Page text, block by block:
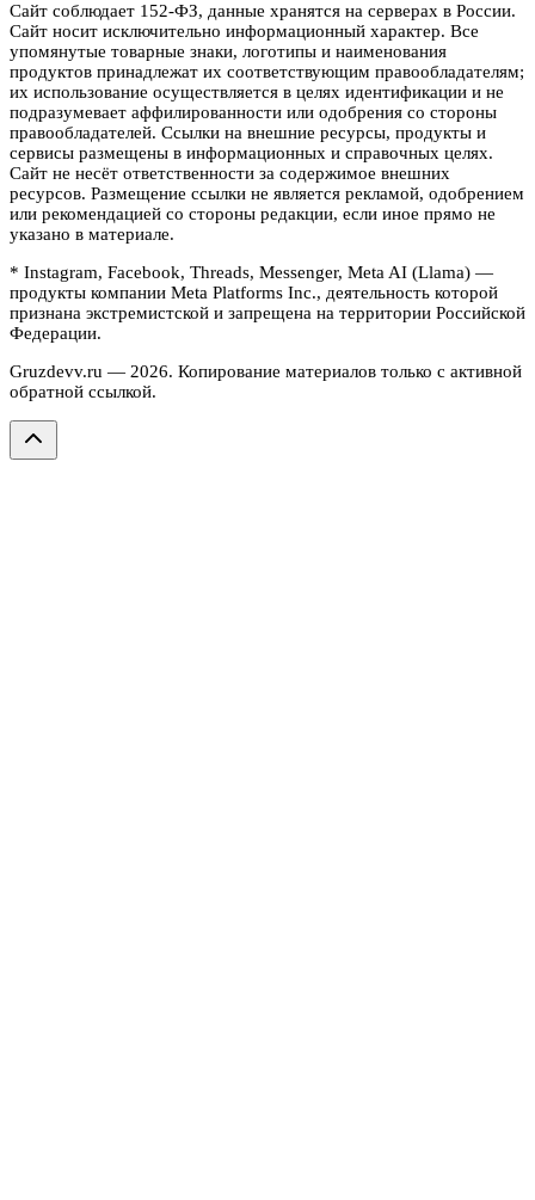
Сайт соблюдает 152-ФЗ, данные хранятся на серверах в России.
Сайт носит исключительно информационный характер. Все
упомянутые товарные знаки, логотипы и наименования
продуктов принадлежат их соответствующим правообладателям;
их использование осуществляется в целях идентификации и не
подразумевает аффилированности или одобрения со стороны
правообладателей. Ссылки на внешние ресурсы, продукты и
сервисы размещены в информационных и справочных целях.
Сайт не несёт ответственности за содержимое внешних
ресурсов. Размещение ссылки не является рекламой, одобрением
или рекомендацией со стороны редакции, если иное прямо не
указано в материале.
* Instagram, Facebook, Threads, Messenger, Meta AI (Llama) —
продукты компании Meta Platforms Inc., деятельность которой
признана экстремистской и запрещена на территории Российской
Федерации.
Gruzdevv.ru — 2026. Копирование материалов только с активной
обратной ссылкой.